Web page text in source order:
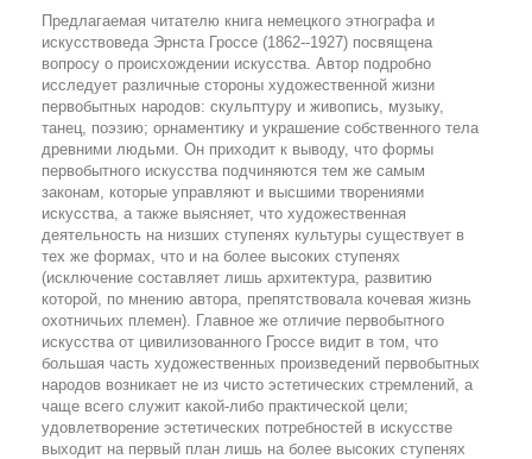
Предлагаемая читателю книга немецкого этнографа и
искусствоведа Эрнста Гроссе (1862--1927) посвящена
вопросу о происхождении искусства. Автор подробно
исследует различные стороны художественной жизни
первобытных народов: скульптуру и живопись, музыку,
танец, поэзию; орнаментику и украшение собственного тела
древними людьми. Он приходит к выводу, что формы
первобытного искусства подчиняются тем же самым
законам, которые управляют и высшими творениями
искусства, а также выясняет, что художественная
деятельность на низших ступенях культуры существует в
тех же формах, что и на более высоких ступенях
(исключение составляет лишь архитектура, развитию
которой, по мнению автора, препятствовала кочевая жизнь
охотничьих племен). Главное же отличие первобытного
искусства от цивилизованного Гроссе видит в том, что
большая часть художественных произведений первобытных
народов возникает не из чисто эстетических стремлений, а
чаще всего служит какой-либо практической цели;
удовлетворение эстетических потребностей в искусстве
выходит на первый план лишь на более высоких ступенях